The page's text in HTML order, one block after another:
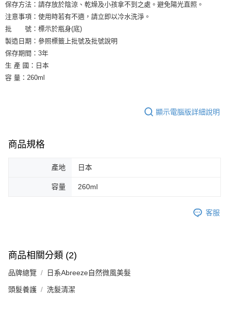
保存方法：請存放於陰涼、乾燥及小孩拿不到之處。避免陽光直照。
注意事項：使用時若有不適，請立即以冷水洗淨。
批 號：標示於瓶身(底)
製造日期：參照標籤上批號及批號說明
保存期間：3年
生 產 國：日本
容 量：260ml
顯示電腦版詳細說明
商品規格
產地 日本
容量 260ml
客服
商品相關分類 (2)
品牌總覽 日系Abreeze自然微風美髮
頭髮養護 洗髮清潔